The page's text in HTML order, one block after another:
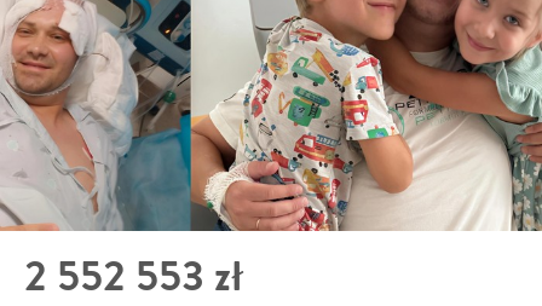
2 552 553 zł